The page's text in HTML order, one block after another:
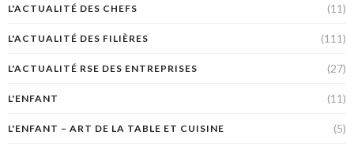
L'ACTUALITÉ DES CHEFS (11)
L'ACTUALITÉ DES FILIÈRES (111)
L'ACTUALITÉ RSE DES ENTREPRISES (27)
L'ENFANT (11)
L'ENFANT – ART DE LA TABLE ET CUISINE (5)